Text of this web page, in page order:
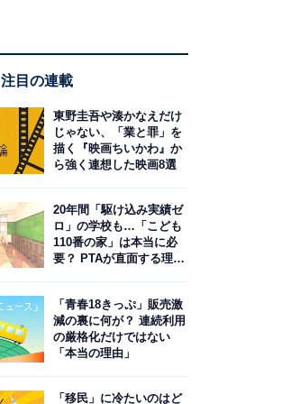
注目の連載
東野圭吾や湊かなえだけ
じゃない、「業と罪」を
描く『映画ちいかわ』か
ら強く連想した映画8選
20年間「駆け込み実績ゼ
ロ」の学校も…「こども
110番の家」は本当に必
要？ PTAが直面する理想
「青春18きっぷ」販売激
減の裏に何が？ 連続利用
の厳格化だけではない
「本当の理由」
「移民」に冷たいのはど